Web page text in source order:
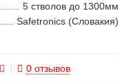
5 стволов до 1300мм
Safetronics (Словакия)
0 отзывов